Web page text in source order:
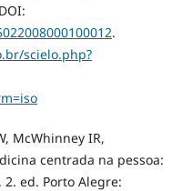
.
scielo.php?
McWhinney IR,
centrada na pessoa:
ed. Porto Alegre: